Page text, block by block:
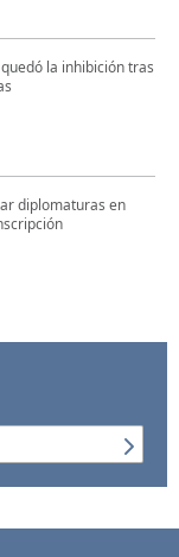
la inhibición tras
diplomaturas en